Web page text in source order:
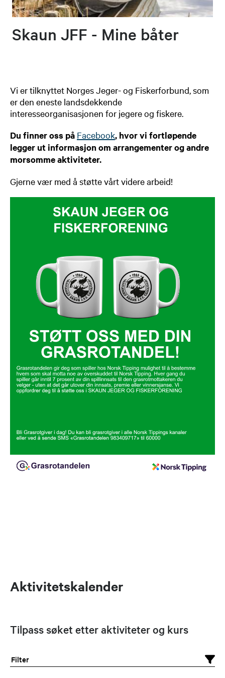
Skaun JFF - Mine båter
Vi er tilknyttet Norges Jeger- og Fiskerforbund, som
er den eneste landsdekkende
interesseorganisasjonen for jegere og fiskere.
Du finner oss på Facebook, hvor vi fortløpende
legger ut informasjon om arrangementer og andre
morsomme aktiviteter.
Gjerne vær med å støtte vårt videre arbeid!
Aktivitetskalender
Tilpass søket etter aktiviteter og kurs
Filter